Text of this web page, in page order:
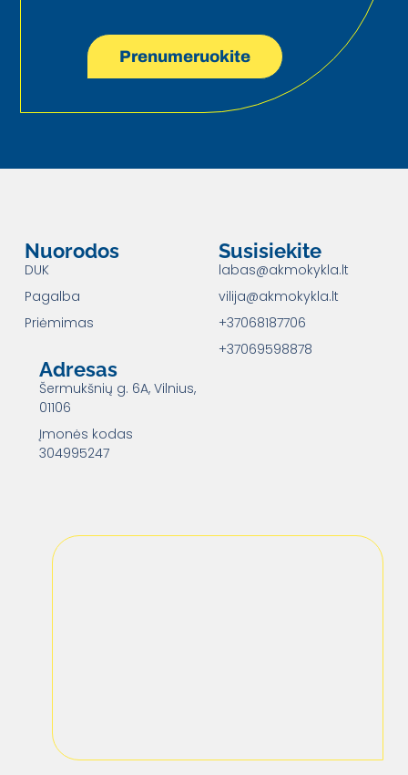
Prenumeruokite
Nuorodos
DUK
Pagalba
Priėmimas
Susisiekite
labas@akmokykla.lt
vilija@akmokykla.lt
+37068187706
+37069598878
Adresas
Šermukšnių g. 6A, Vilnius,
01106
Įmonės kodas
304995247